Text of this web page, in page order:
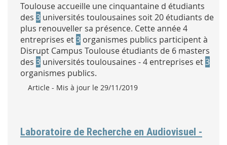
Toulouse accueille une cinquantaine d étudiants
des 3 universités toulousaines soit 20 étudiants de
plus renouveller sa présence. Cette année 4
entreprises et3 organismes publics participent à
Disrupt Campus Toulouse étudiants de 6 masters
des 3 universités toulousaines - 4 entreprises et3
organismes publics.
Type :
Article - Mis à jour le 29/11/2019
Laboratoire de Recherche en Audiovisuel -